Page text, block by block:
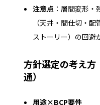
注意点 ：層間変形
（天井・間仕切・
ストーリー）の回避
方針選定の考え方
通）
用途×BCP要件